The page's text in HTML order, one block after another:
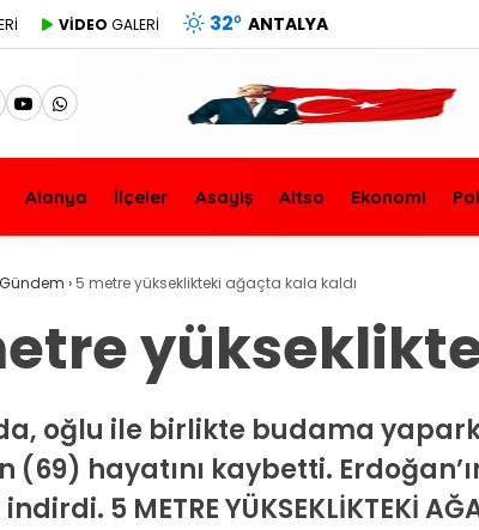
VİDEO GALERİ 32° ANTALYA
Alanya İlçeler Asayiş Altso Ekonomi
Gündem › 5 metre yükseklikteki ağaçta kala kaldı
oğlu ile birlikte budama
(69) hayatını kaybetti.
5 METRE YÜKSEKLİKTEKİ